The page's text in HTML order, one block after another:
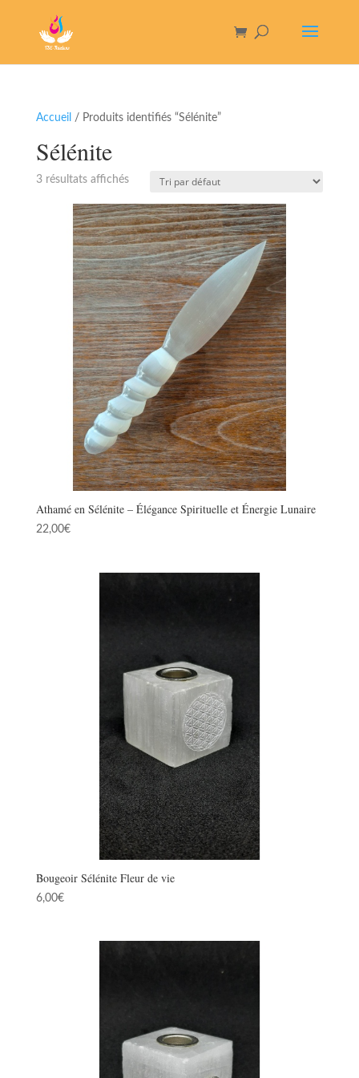
Accueil / Produits identifiés “Sélénite”
Sélénite
3 résultats affichés
Athamé en Sélénite – Élégance Spirituelle et Énergie Lunaire
22,00€
Bougeoir Sélénite Fleur de vie
6,00€